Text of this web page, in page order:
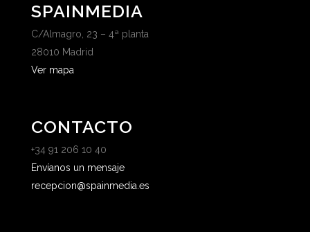
SPAINMEDIA
C/Almagro, 23 – 4ª planta
28010 Madrid
Ver mapa
CONTACTO
+34 91 206 10 40
Envíanos un mensaje
recepcion@spainmedia.es